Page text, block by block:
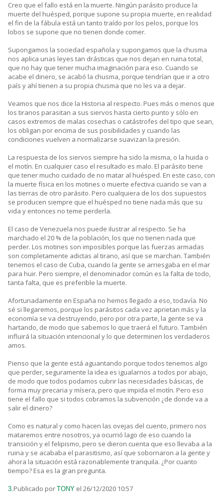
Creo que el fallo está en la muerte. Ningún parásito produce la
muerte del huésped, porque supone su propia muerte, en realidad
el fin de la fábula está un tanto traído por los pelos, porque los
lobos se supone que no tienen donde comer.
Supongamos la sociedad española y supongamos que la chusma
nos aplica unas leyes tan drásticas que nos dejan en ruina total,
que no hay que tener mucha imaginación para eso. Cuando se
acabe el dinero, se acabó la chusma, porque tendrían que ir a otro
país y ahí tienen a su propia chusma que no les va a dejar.
Veamos que nos dice la Historia al respecto. Pues más o menos que
los tiranos parasitan a sus siervos hasta cierto punto y sólo en
casos extremos de malas cosechas o catástrofes del tipo que sean,
los obligan por encima de sus posibilidades y cuando las
condiciones vuelven a normalizarse suavizan la presión.
La respuesta de los siervos siempre ha sido la misma, o la huida o
el motín. En cualquier caso el resultado es malo. El parásito tiene
que tener mucho cuidado de no matar al huésped. En este caso, con
la muerte física en los motines o muerte efectiva cuando se van a
las tierras de otro parásito. Pero cualquiera de los dos supuestos
se producen siempre que el huésped no tiene nada más que su
vida y entonces no teme perderla.
El caso de Venezuela nos puede ilustrar al respecto. Se ha
marchado el 20 % de la población, los que no tienen nada que
perder. Los motines son imposibles porque las fuerzas armadas
son completamente adictas al tirano, así que se marchan. También
tenemos el caso de Cuba, cuando la gente se arriesgaba en el mar
para huir. Pero siempre, el denominador común es la falta de todo,
tanta falta, que es preferible la muerte.
Afortunadamente en España no hemos llegado a eso, todavía. No
sé si llegaremos, porque los parásitos cada vez aprietan más y la
economía se va destruyendo, pero por otra parte, la gente se va
hartando, de modo que sabemos lo que traerá el futuro. También
influirá la situación intencional y lo que determinen los verdaderos
amos.
Pienso que la gente está aguantando porque todos tenemos algo
que perder, seguramente la idea es igualarnos a todos por abajo,
de modo que todos podamos cubrir las necesidades básicas, de
forma muy precaria y mísera, pero que impida el motín. Pero eso
tiene el fallo que si todos cobramos la subvención ¿de donde va a
salir el dinero?
Como es natural y como hacen las ovejas del cuento, primero nos
mataremos entre nosotros, ya ocurrió lago de eso cuando la
transición y el felipismo, pero se dieron cuenta que eso llevaba a la
ruina y se acababa el parasitismo, así que sobornaron a la gente y
ahora la situación está razonablemente tranquila. ¿Por cuanto
tiempo? Esa es la gran pregunta.
3.Publicado por TONY el 26/12/2020 10:57